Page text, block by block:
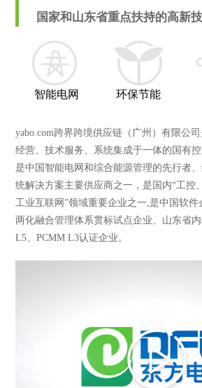
国家和山东省重点扶持的高新
智能电网 环保节能
yabo.com跨界跨境供应链（广州）有限公
经营、技术服务、系统集成于一体的国有
是中国智能电网和综合能源管理的先行者
统解决方案主要供应商之一，是国内“工控
工业互联网”领域重要企业之一,是中国软
两化融合管理体系贯标试点企业、山东省
L5、PCMM L3认证企业。